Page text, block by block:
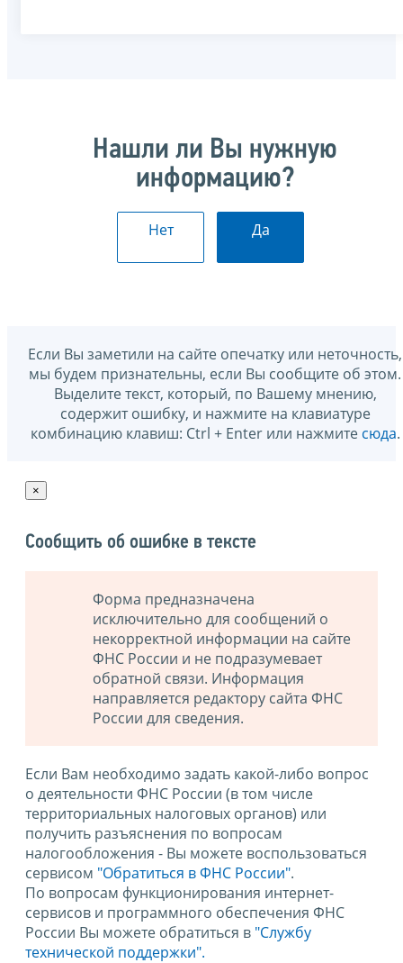
Нашли ли Вы нужную
информацию?
Нет Да
Если Вы заметили на сайте опечатку или неточность,
мы будем признательны, если Вы сообщите об этом.
Выделите текст, который, по Вашему мнению,
содержит ошибку, и нажмите на клавиатуре
комбинацию клавиш: Ctrl + Enter или нажмите сюда.
×
Сообщить об ошибке в тексте
Форма предназначена
исключительно для сообщений о
некорректной информации на сайте
ФНС России и не подразумевает
обратной связи. Информация
направляется редактору сайта ФНС
России для сведения.
Если Вам необходимо задать какой-либо вопрос
о деятельности ФНС России (в том числе
территориальных налоговых органов) или
получить разъяснения по вопросам
налогообложения - Вы можете воспользоваться
сервисом "Обратиться в ФНС России".
По вопросам функционирования интернет-
сервисов и программного обеспечения ФНС
России Вы можете обратиться в "Службу
технической поддержки".